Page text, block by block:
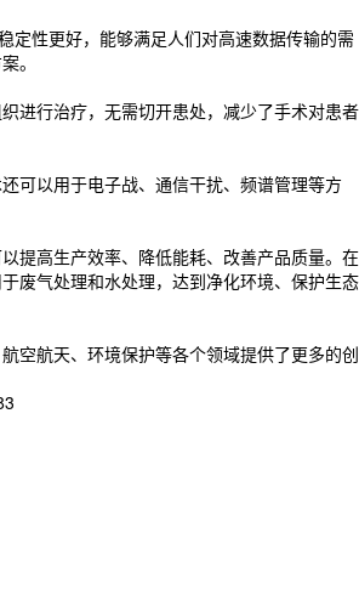
定性更好，能够满足人们对高速数据传输的需
。
进行治疗，无需切开患处，减少了手术对患者
可以用于电子战、通信干扰、频谱管理等方
提高生产效率、降低能耗、改善产品质量。在
废气处理和水处理，达到净化环境、保护生态
空航天、环境保护等各个领域提供了更多的创